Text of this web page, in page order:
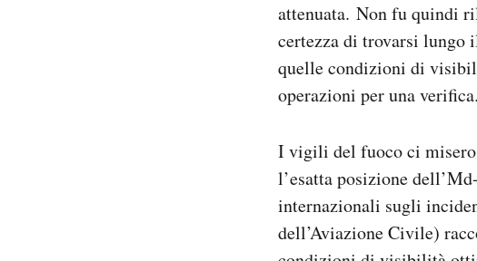
attenuata. Non fu quindi
certezza di trovarsi lungo
quelle condizioni di
operazioni per una verifica.
I vigili del fuoco ci
l’esatta posizione
internazionali sugli
dell’Aviazione Civile)